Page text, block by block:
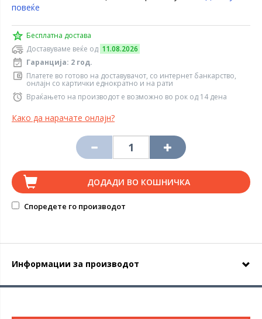
повеќе
Бесплатна достава
Доставуваме веќе од 11.08.2026
Гаранција: 2 год.
Платете во готово на доставувачот, со интернет банкарство,
онлајн со картички еднократно и на рати
Враќањето на производот е возможно во рок од 14 дена
Како да нарачате онлајн?
ДОДАДИ ВО КОШНИЧКА
Споредете го производот
Информации за производот